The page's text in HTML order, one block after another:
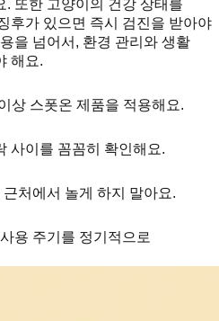
. 또한 고양이의 건강 상태를
후가 있으면 즉시 검진을 받아야
을 넘어서, 환경 관리와 생활
해요.
상 스폿온 제품을 적용해요.
사이를 꼼꼼히 확인해요.
처에서 놀게 하지 말아요.
용 주기를 정기적으로